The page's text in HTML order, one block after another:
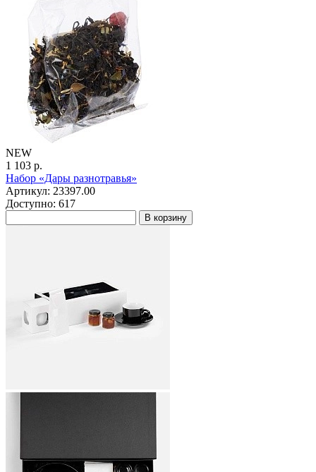
NEW
1 103 р.
Набор «Дары разнотравья»
Артикул: 23397.00
Доступно: 617
В корзину